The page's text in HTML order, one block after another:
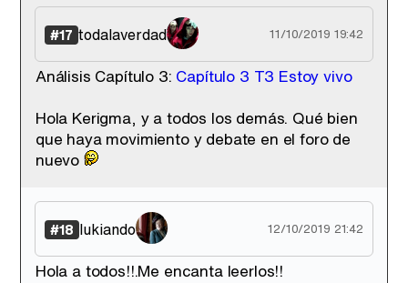
#17 todalaverdad 11/10/2019 19:42
Análisis Capítulo 3: Capítulo 3 T3 Estoy vivo
Hola Kerigma, y a todos los demás. Qué bien
que haya movimiento y debate en el foro de
nuevo
#18 lukiando 12/10/2019 21:42
Hola a todos!!.Me encanta leerlos!!